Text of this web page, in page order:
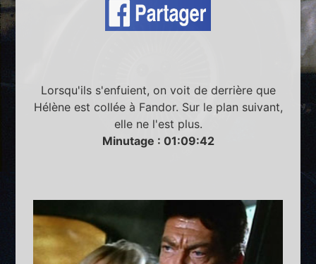
Lorsqu'ils s'enfuient, on voit de derrière que
Hélène est collée à Fandor. Sur le plan suivant,
elle ne l'est plus.
Minutage : 01:09:42